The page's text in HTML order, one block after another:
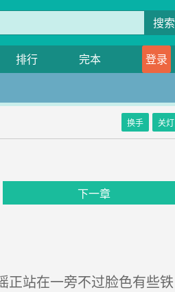
搜索
排行 完本
登录
换手 关灯
下一章
站在一旁不过脸色有些铁